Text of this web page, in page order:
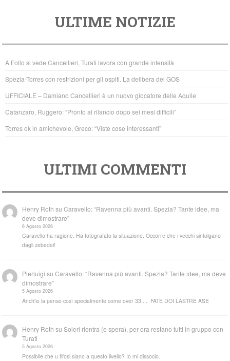
e
b
o
o
k
er
at
s
A
p
p
ULTIME NOTIZIE
A Follo si vede Cancellieri, Turati lavora con grande intensità
Spezia-Torres con restrizioni per gli ospiti. La delibera del GOS
UFFICIALE – Damiano Cancellieri è un nuovo giocatore delle Aquile
Catanzaro, Ruggero: “Pronto al rilancio dopo sei mesi difficili”
Torres ok in amichevole, Greco: “Viste cose interessanti”
ULTIMI COMMENTI
Henry Roth suCaravello: “Ravenna più avanti. Spezia? Tante idee, ma
deve dimostrare”
6 Agosto 2026
Caravello ha ragione. Ha fotografato la situazione. Occorre che i vecchi sintolgano
dagli zebedei!
Pierluigi suCaravello: “Ravenna più avanti. Spezia? Tante idee, ma deve
dimostrare”
5 Agosto 2026
Anch'io la penso così specialmente come over 33..... FATE DOI LASTRE ASE
Henry Roth suSoleri rientra (e spera), per ora restano tutti in gruppo con
Turati
5 Agosto 2026
Possibile che u tifosi siano a questo livello? Io mi dissocio.